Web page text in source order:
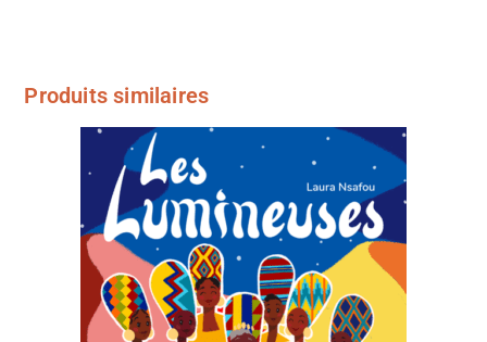
Produits similaires